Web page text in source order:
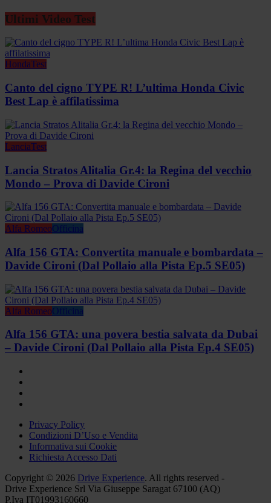
Ultimi Video Test
HondaTest
Canto del cigno TYPE R! L’ultima Honda Civic
Best Lap è affilatissima
LanciaTest
Lancia Stratos Alitalia Gr.4: la Regina del vecchio
Mondo – Prova di Davide Cironi
Alfa RomeoOfficina
Alfa 156 GTA: Convertita manuale e bombardata –
Davide Cironi (Dal Pollaio alla Pista Ep.5 SE05)
Alfa RomeoOfficina
Alfa 156 GTA: una povera bestia salvata da Dubai
– Davide Cironi (Dal Pollaio alla Pista Ep.4 SE05)
Privacy Policy
Condizioni D’Uso e Vendita
Informativa sui Cookie
Richiesta Accesso Dati
Copyright © 2026 Drive Experience. All rights reserved -
Drive Experience Srl Via Giuseppe Saragat 67100 (AQ)
P.Iva IT01993160660